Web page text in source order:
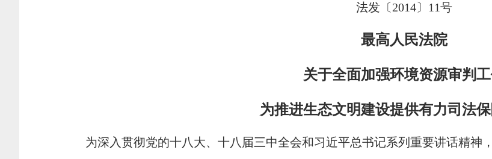
法发〔 2014〕 11号
最高人民法院
关于全面加强环境资源审判
为推进生态文明建设提供有力司法
为深入贯彻党的十八大、十八届三中全会和习近平总书记系列重要讲话精神